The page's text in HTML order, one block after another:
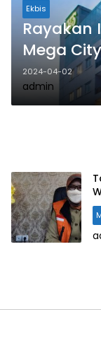
Ekbis
Rayakan
Mega
2024-04-02
admin